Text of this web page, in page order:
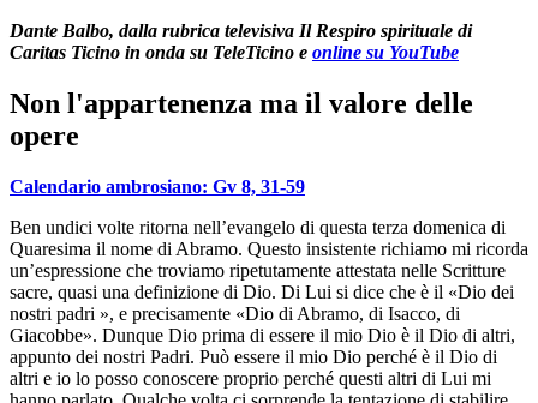
Dante Balbo, dalla rubrica televisiva Il Respiro spirituale di
Caritas Ticino in onda su TeleTicino e online su YouTube
Non l'appartenenza ma il valore delle
opere
Calendario ambrosiano: Gv 8, 31-59
Ben undici volte ritorna nell’evangelo di questa terza domenica di
Quaresima il nome di Abramo. Questo insistente richiamo mi ricorda
un’espressione che troviamo ripetutamente attestata nelle Scritture
sacre, quasi una definizione di Dio. Di Lui si dice che è il «Dio dei
nostri padri », e precisamente «Dio di Abramo, di Isacco, di
Giacobbe». Dunque Dio prima di essere il mio Dio è il Dio di altri,
appunto dei nostri Padri. Può essere il mio Dio perché è il Dio di
altri e io lo posso conoscere proprio perché questi altri di Lui mi